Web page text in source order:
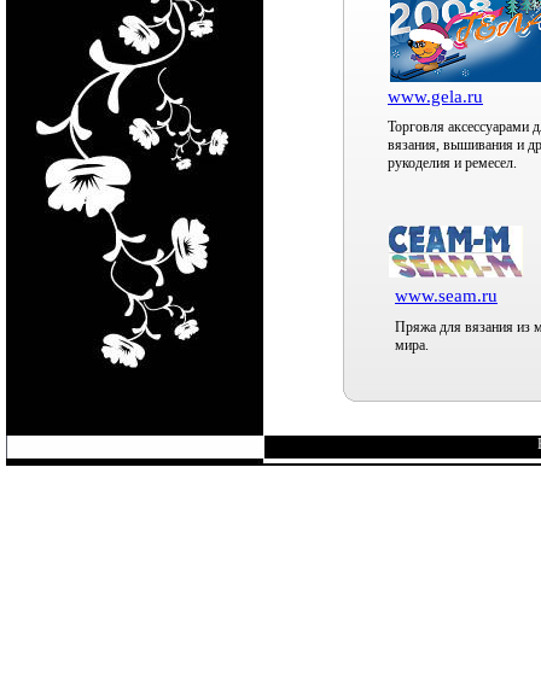
Торговля аксессуарами
вязания, вышивания и
рукоделия и ремесел.
www.gela.ru
www.seam.ru
Пряжа для вязания из
мира.